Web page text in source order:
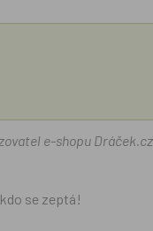
e-shopu
se zeptá!